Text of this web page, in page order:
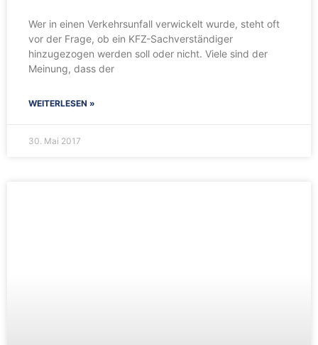
Wer in einen Verkehrsunfall verwickelt wurde, steht oft
vor der Frage, ob ein KFZ-Sachverständiger
hinzugezogen werden soll oder nicht. Viele sind der
Meinung, dass der
WEITERLESEN »
30. Mai 2017